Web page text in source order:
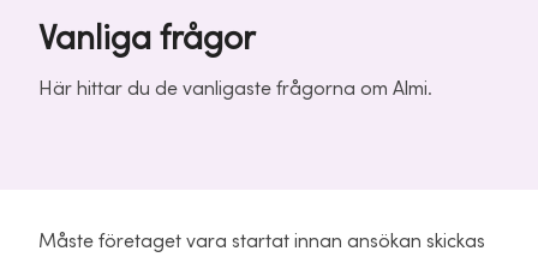
Vanliga frågor
Här hittar du de vanligaste frågorna om Almi.
Måste företaget vara startat innan ansökan skickas